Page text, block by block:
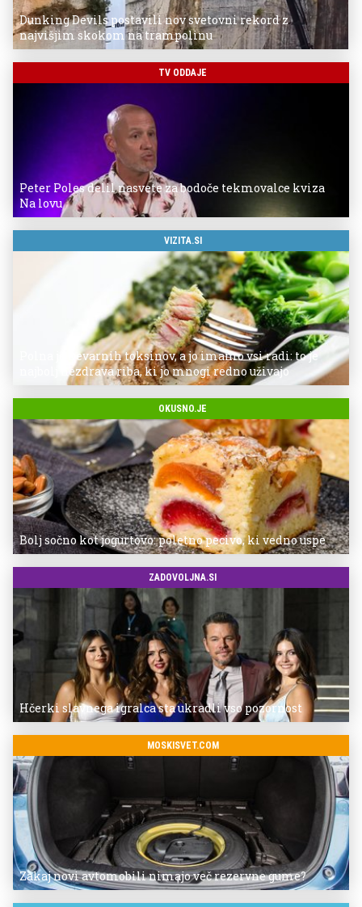
Dunking Devils postavili nov svetovni rekord z
najvišjim skokom na trampolinu
TV ODDAJE
Peter Poles delil nasvete za bodoče tekmovalce kviza
Na lovu
VIZITA.SI
Polna je nevarnih toksinov, a jo imamo vsi radi: to je
najbolj nezdrava riba, ki jo mnogi redno uživajo
OKUSNO.JE
Bolj sočno kot jogurtovo: poletno pecivo, ki vedno uspe
ZADOVOLJNA.SI
Hčerki slavnega igralca sta ukradli vso pozornost
MOSKISVET.COM
Zakaj novi avtomobili nimajo več rezervne gume?